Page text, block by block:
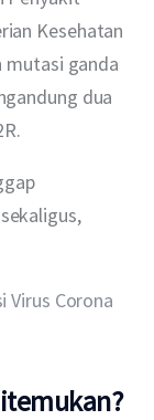
Kesehatan
mutasi ganda
dua
Virus Corona